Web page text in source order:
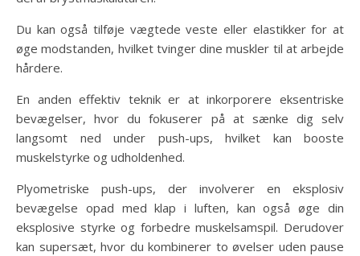
Du kan også tilføje vægtede veste eller elastikker for at
øge modstanden, hvilket tvinger dine muskler til at arbejde
hårdere.
En anden effektiv teknik er at inkorporere eksentriske
bevægelser, hvor du fokuserer på at sænke dig selv
langsomt ned under push-ups, hvilket kan booste
muskelstyrke og udholdenhed.
Plyometriske push-ups, der involverer en eksplosiv
bevægelse opad med klap i luften, kan også øge din
eksplosive styrke og forbedre muskelsamspil. Derudover
kan supersæt, hvor du kombinerer to øvelser uden pause